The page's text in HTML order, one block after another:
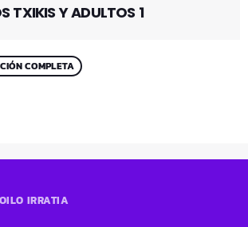
TXIKIS Y ADULTOS 1
COMPLETA
IRRATIA